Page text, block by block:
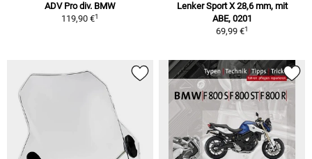
ADV Pro div. BMW
119,90 €1
Lenker Sport X 28,6 mm, mit
ABE, 0201
69,99 €1